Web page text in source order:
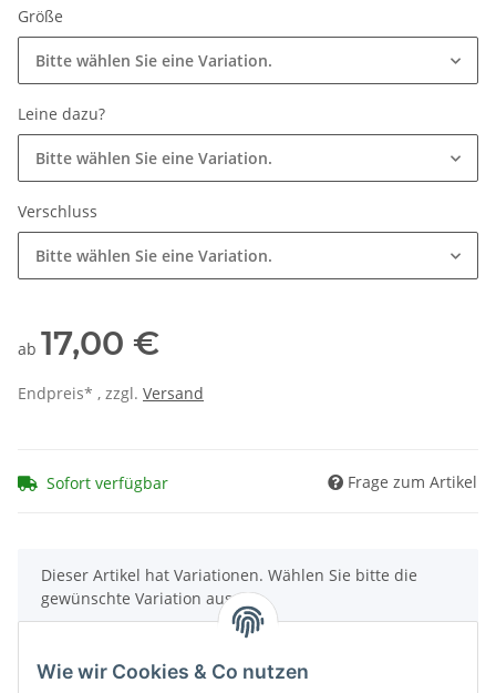
Größe
Bitte wählen Sie eine Variation.
Leine dazu?
Bitte wählen Sie eine Variation.
Verschluss
Bitte wählen Sie eine Variation.
ab 17,00 €
Endpreis* , zzgl. Versand
Sofort verfügbar Frage zum Artikel
x
Dieser Artikel hat Variationen. Wählen Sie bitte die
gewünschte Variation aus.
Wie wir Cookies & Co nutzen